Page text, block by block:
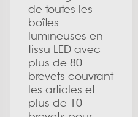
de toutes les
boîtes
lumineuses en
tissu LED avec
plus de 80
brevets couvrant
les articles et
plus de 10